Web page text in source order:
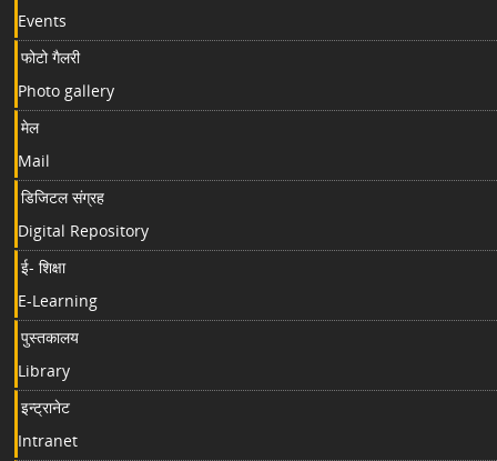
Events
फोटो गैलरी
Photo gallery
मेल
Mail
डिजिटल संग्रह
Digital Repository
ई- शिक्षा
E-Learning
पुस्तकालय
Library
इन्ट्रानेट
Intranet